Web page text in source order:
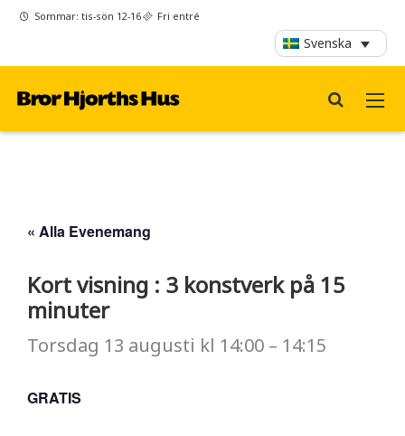
Sommar: tis-sön 12-16 Fri entré
Svenska
« Alla Evenemang
Kort visning : 3 konstverk på 15
minuter
Torsdag 13 augusti kl 14:00 – 14:15
GRATIS